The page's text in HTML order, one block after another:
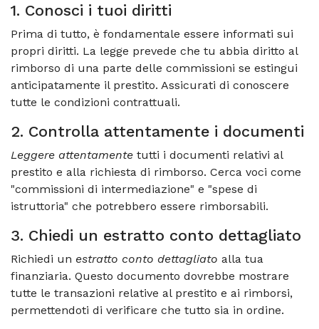
1. Conosci i tuoi diritti
Prima di tutto, è fondamentale essere informati sui
propri diritti. La legge prevede che tu abbia diritto al
rimborso di una parte delle commissioni se estingui
anticipatamente il prestito. Assicurati di conoscere
tutte le condizioni contrattuali.
2. Controlla attentamente i documenti
Leggere attentamente tutti i documenti relativi al
prestito e alla richiesta di rimborso. Cerca voci come
"commissioni di intermediazione" e "spese di
istruttoria" che potrebbero essere rimborsabili.
3. Chiedi un estratto conto dettagliato
Richiedi un estratto conto dettagliato alla tua
finanziaria. Questo documento dovrebbe mostrare
tutte le transazioni relative al prestito e ai rimborsi,
permettendoti di verificare che tutto sia in ordine.